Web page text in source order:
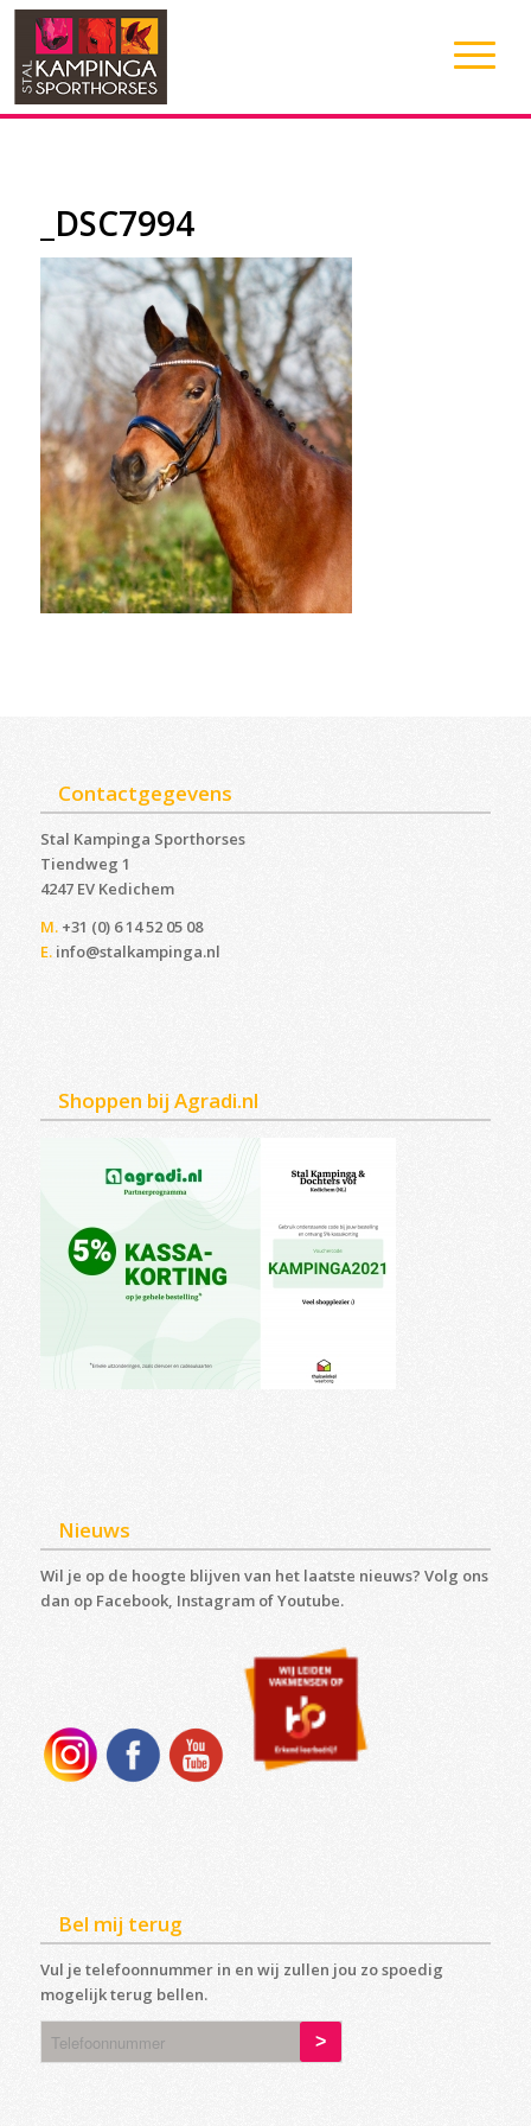
_DSC7994
Contactgegevens
Stal Kampinga Sporthorses
Tiendweg 1
4247 EV Kedichem ‎
M.+31 (0) 6 14 52 05 08
E. info@stalkampinga.nl
Shoppen bij Agradi.nl
Nieuws
Wil je op de hoogte blijven van het laatste nieuws? Volg ons
dan op Facebook, Instagram of Youtube.
Bel mij terug
Vul je telefoonnummer in en wij zullen jou zo spoedig
mogelijk terug bellen.